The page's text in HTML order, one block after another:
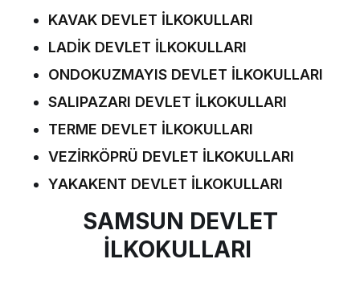
KAVAK DEVLET İLKOKULLARI
LADİK DEVLET İLKOKULLARI
ONDOKUZMAYIS DEVLET İLKOKULLARI
SALIPAZARI DEVLET İLKOKULLARI
TERME DEVLET İLKOKULLARI
VEZİRKÖPRÜ DEVLET İLKOKULLARI
YAKAKENT DEVLET İLKOKULLARI
SAMSUN DEVLET
İLKOKULLARI